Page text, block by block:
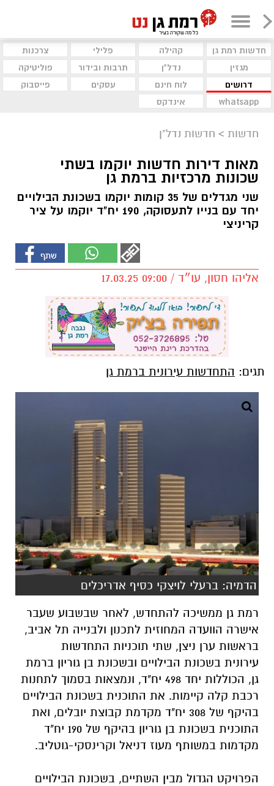
חדשות רמת גן קהילה פלילי
צרכנות
מגזין
נדל"ן תרבות ובידור
פוליטיקה
דרושים
לוח חינם עסקים
פייסבוק
whatsapp
אינדקס
חדשות > חדשות נדל"ן
מאות דירות חדשות יוקמו בשתי
שכונות מרכזיות ברמת גן
שני מגדלים של 35 קומות יוקמו בשכונת הבילויים
יחד עם בנייו לתעסוקה, 190 יח"ד יוקמו על ציר
קריניצי
אליהו חסון, עו״ד / 09:00 17.03.25
תגים: התחדשות עירונית ברמת גן
הדמיה: ברעלי לויצקי כסיף אדריכלים
רמת גן ממשיכה להתחדש, לאחר שבשבוע שעבר
אישרה הוועדה המחוזית לתכנון ולבנייה תל אביב,
בראשות ערן ניצן, שתי תוכניות התחדשות
עירונית בשכונת הבילויים ובשכונת בן גוריון ברמת
גן, הכוללות יחד 498 יח"ד, ונמצאות בסמוך לתחנות
רכבת קלה קיימות. את התוכנית בשכונת הבילויים
בהיקף של 308 יח"ד מקדמת קבוצת
יובלים, ואת
התוכנית בשכונת בן גוריון בהיקף של 190 יח"ד
מקדמות במשותף מעוז דניאל וקרינסקי-גוטליב.
הפרויקט הגדול מבין השתיים, בשכונת הבילויים